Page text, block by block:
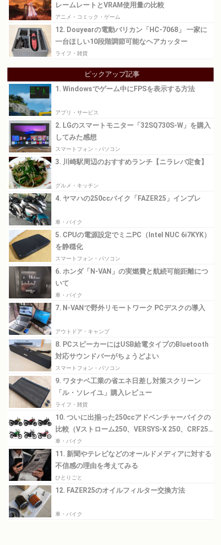
レームレートとVRAM使用量の比較
アニメ・コミック・ゲーム
12. Douyearの電動バリカン「HC-7068」 一家に
一台ほしい10段階調節可能なヘアカッター
ライフ・雑貨
ピックアップ記事
1. Windowsでゲーム中にFPSを表示する方法
アプリ・サービス
2. LGのスマートモニター「32SQ730S-W」を購入
してみた感想
スマートフォン・パソコン
3. 川崎駅周辺のおすすめランチ【ニラレバ定食】
グルメ・キッチン
4. ヤマハの250ccバイク「FAZER25」インプレ
車・バイク
5. CPUの電源設定でミニPC（Intel NUC 6i7KYK）
を静穏化
スマートフォン・パソコン
6. ホンダ「N-VAN」の実燃費と航続可能距離につ
いて
車・バイク
7. N-VANで野外リモートワーク PCデスクの導入
アウトドア・キャンプ
8. PCスピーカーにはUSB給電タイプのBluetooth
対応サウンドバーがちょうどよい
スマートフォン・パソコン
9. ワタナベ工業の省エネ日差し対策スクリーン
「ル・ソレイユ」購入レビュー
ライフ・雑貨
10. ついに出揃った250ccアドベンチャーバイクの
比較（Vストローム250、VERSYS-X 250、CRF250
RALLY）
車・バイク
11. 新聞やテレビなどのオールドメディアに対する
不信感の理由を考えてみる
ひとりごと
12. FAZER25のオイルフィルター交換方法
車・バイク